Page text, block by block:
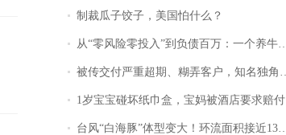
制裁瓜子饺子，美国怕什么？
从“零风险零投入”到负债百万：一个养牛项目崩盘后，谁该为农户的贷款买单丨红星调查
被传交付严重超期、糊弄客户，知名独角兽车企创始人回应：都没证据，将依法采取措施，“本人长期与美国交管局保持沟通，对方表示肯定”
1岁宝宝碰坏纸巾盒，宝妈被酒店要求赔付924元！三亚一酒店回复：骨瓷定制！网友一查价格，吵翻了
台风“白海豚”体型变大！环流面积接近13个浙江那么大